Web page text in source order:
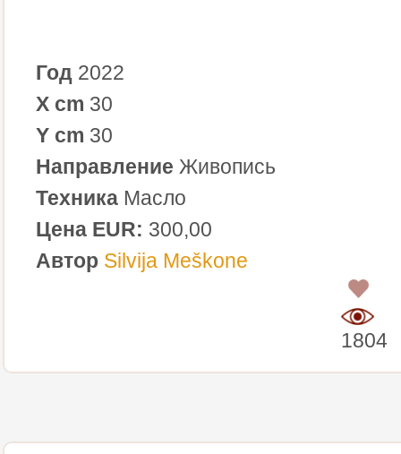
Год 2022
X cm 30
Y cm 30
Направление Живопись
Техника Масло
Цена EUR: 300,00
Автор Silvija Meškone
1804